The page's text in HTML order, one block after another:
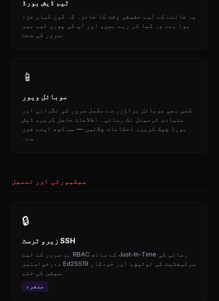
ٹیم ڈیش بورڈ
یہ جاننے کے لیے حقیقی وقت کا جائزہ کہ کون کہاں جڑا
ہوا ہے، وہ کیا کر رہے ہیں، اور آپ کی پوری ٹیم میں
سرور کی صحت.
📱
موبائل ویور
کسی بھی موبائل براؤزر سے مکمل سرور کی نگرانی اور
بنیادی ٹرمینل تک رسائی۔ اطلاعات حاصل کریں، ڈیش
بورڈ چیک کریں، احکامات چلائیں — سب کچھ اپنے فون
سے۔
سیکیورٹی اور تعمیل
🔒
زیرو ٹرسٹ SSH
ہر سرور کے لیے RBAC کے ساتھ Just-In-Time رسائی کی
درخواستیں، Ed25519 سرٹیفکیٹ کی توثیق، اور خودکار
سیشن کی ختم.
منفرد